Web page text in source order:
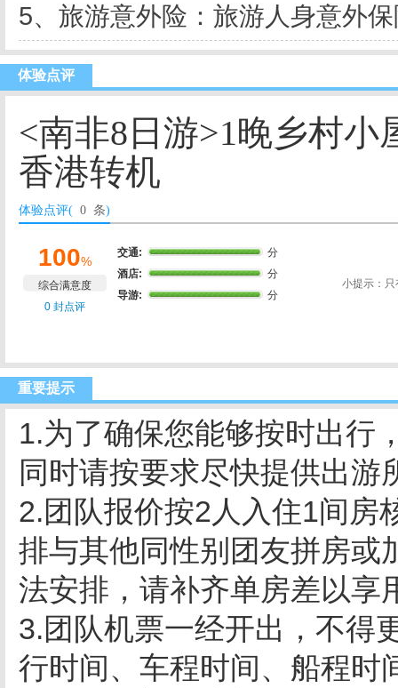
5、旅游意外险：旅游人身意外
体验点评
<南非8日游>1晚乡村
香港转机
体验点评( 0 条)
100%
综合满意度
0 封点评
交通:
分
酒店:
分
导游:
分
小提示：
重要提示
1.为了确保您能够按时出行
同时请按要求尽快提供出
2.团队报价按2人入住1间房
排与其他同性别团友拼房或
法安排，请补齐单房差以享
3.团队机票一经开出，不得
行时间、车程时间、船程时